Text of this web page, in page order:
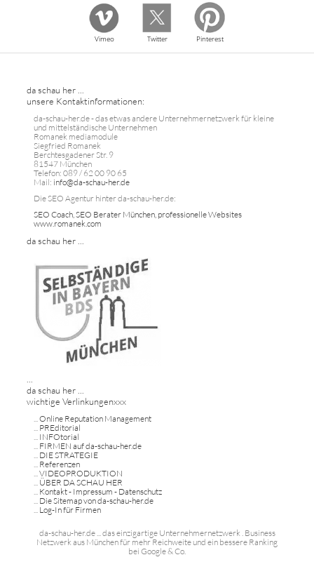
Vimeo Twitter Pinterest
da schau her ...
unsere Kontaktinformationen:
da-schau-her.de - das etwas andere Unternehmernetzwerk für kleine
und mittelständische Unternehmen
Romanek mediamodule
Siegfried Romanek
Berchtesgadener Str. 9
81547 München
Telefon: 089 / 62 00 90 65
Mail: info@da-schau-her.de
Die SEO Agentur hinter da-schau-her.de:
SEO Coach, SEO Berater München, professionelle Websites
www.romanek.com
da schau her ...
da schau her ...
wichtige Verlinkungenxxx
Online Reputation Management
PREditorial
INFOtorial
FIRMEN auf da-schau-her.de
DIE STRATEGIE
Referenzen
VIDEOPRODUKTION
ÜBER DA SCHAU HER
Kontakt - Impressum - Datenschutz
Die Sitemap von da-schau-her.de
Log-In für Firmen
da-schau-her.de ... das einzigartige Unternehmernetzwerk . Business
Netzwerk aus München für mehr Reichweite und ein bessere Ranking
bei Google & Co.